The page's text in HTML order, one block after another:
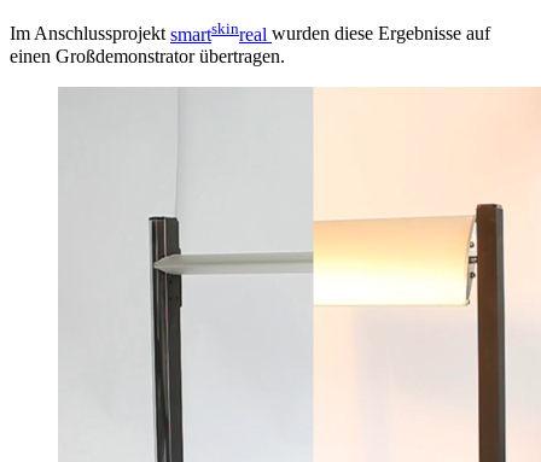
Im Anschlussprojektsmartskinreal wurden diese Ergebnisse auf
einen Großdemonstrator übertragen.